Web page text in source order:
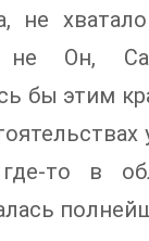
не
Он,
бы этим
то в